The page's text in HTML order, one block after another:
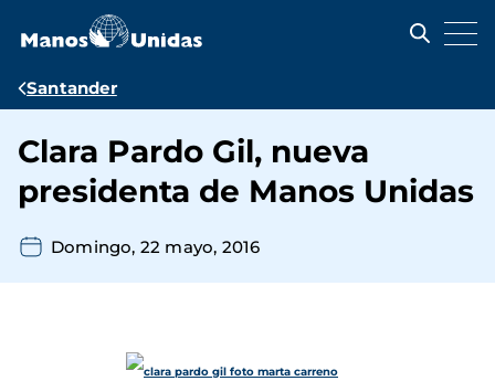
contenido
Ruta
navegación
Santander
Clara Pardo Gil, nueva
presidenta de Manos Unidas
Domingo, 22 mayo, 2016